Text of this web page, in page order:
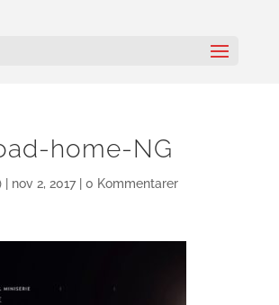
home-NG
| nov 2, 2017| 0 Kommentarer